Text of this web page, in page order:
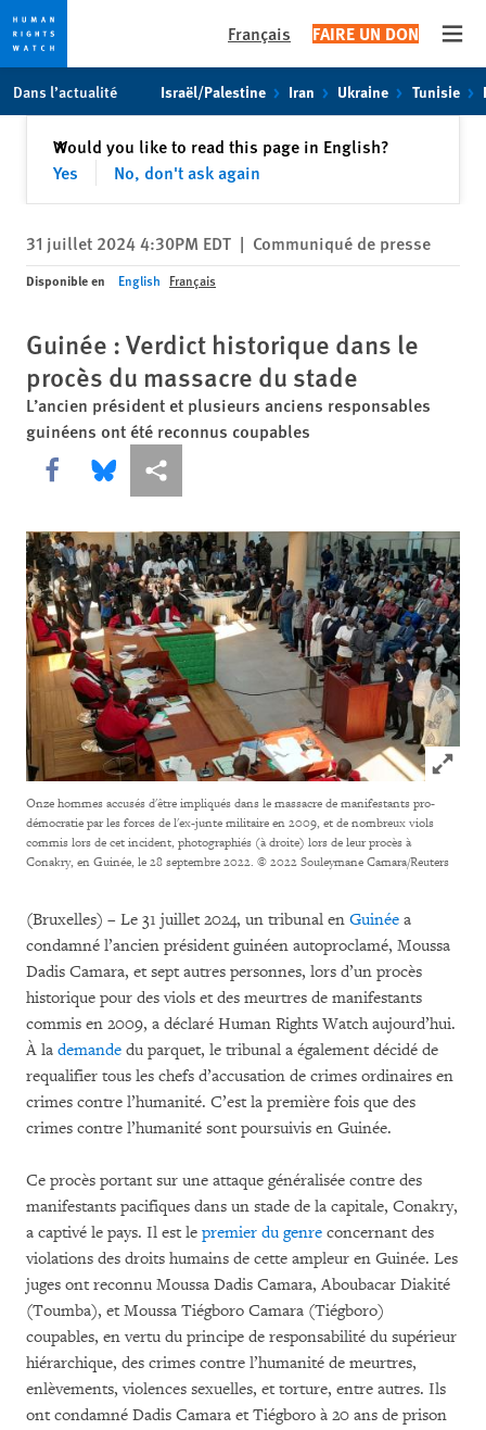
toto
content
Français FAIRE UN DON
Dans l’actualité Israël/Palestine Iran Ukraine Tunisie
Would you like to read this page in English?
Yes
No, don't ask again
✕Fermer
31 juillet 2024 4:30PM EDT | Communiqué de presse
Disponible en English Français
Guinée : Verdict historique dans le
procès du massacre du stade
L’ancien président et plusieurs anciens responsables
guinéens ont été reconnus coupables
Share this via Facebook
Share this via Bluesky
Share this via Partagez
Click to
Onze hommes accusés d'être impliqués dans le massacre de manifestants pro-
démocratie par les forces de l'ex-junte militaire en 2009, et de nombreux viols
commis lors de cet incident, photographiés (à droite) lors de leur procès à
Conakry, en Guinée, le 28 septembre 2022. © 2022 Souleymane Camara/Reuters
(Bruxelles) – Le 31 juillet 2024, un tribunal en Guinée a
condamné l’ancien président guinéen autoproclamé, Moussa
Dadis Camara, et sept autres personnes, lors d’un procès
historique pour des viols et des meurtres de manifestants
commis en 2009, a déclaré Human Rights Watch aujourd’hui.
À la demande du parquet, le tribunal a également décidé de
requalifier tous les chefs d’accusation de crimes ordinaires en
crimes contre l’humanité. C’est la première fois que des
crimes contre l’humanité sont poursuivis en Guinée.
Ce procès portant sur une attaque généralisée contre des
manifestants pacifiques dans un stade de la capitale, Conakry,
a captivé le pays. Il est le premier du genre concernant des
violations des droits humains de cette ampleur en Guinée. Les
juges ont reconnu Moussa Dadis Camara, Aboubacar Diakité
(Toumba), et Moussa Tiégboro Camara (Tiégboro)
coupables, en vertu du principe de responsabilité du supérieur
hiérarchique, des crimes contre l’humanité de meurtres,
enlèvements, violences sexuelles, et torture, entre autres. Ils
ont condamné Dadis Camara et Tiégboro à 20 ans de prison